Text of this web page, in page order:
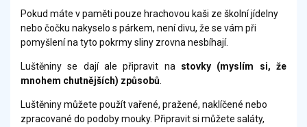
Pokud máte v paměti pouze hrachovou kaši ze školní jídelny
nebo čočku nakyselo s párkem, není divu, že se vám při
pomyšlení na tyto pokrmy sliny zrovna nesbíhají.
Luštěniny se dají ale připravit na stovky (myslím si, že
mnohem chutnějších) způsobů
Luštěniny můžete použít vařené, pražené, naklíčené nebo
zpracované do podoby mouky. Připravit si můžete saláty,